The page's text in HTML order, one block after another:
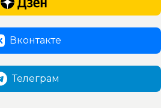
Вконтакте
Телеграм